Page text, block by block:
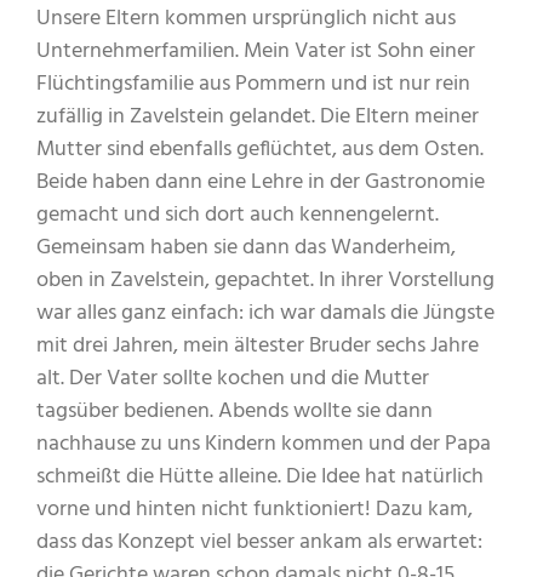
Unsere Eltern kommen ursprünglich nicht aus
Unternehmerfamilien. Mein Vater ist Sohn einer
Flüchtingsfamilie aus Pommern und ist nur rein
zufällig in Zavelstein gelandet. Die Eltern meiner
Mutter sind ebenfalls geflüchtet, aus dem Osten.
Beide haben dann eine Lehre in der Gastronomie
gemacht und sich dort auch kennengelernt.
Gemeinsam haben sie dann das Wanderheim,
oben in Zavelstein, gepachtet. In ihrer Vorstellung
war alles ganz einfach: ich war damals die Jüngste
mit drei Jahren, mein ältester Bruder sechs Jahre
alt. Der Vater sollte kochen und die Mutter
tagsüber bedienen. Abends wollte sie dann
nachhause zu uns Kindern kommen und der Papa
schmeißt die Hütte alleine. Die Idee hat natürlich
vorne und hinten nicht funktioniert! Dazu kam,
dass das Konzept viel besser ankam als erwartet: